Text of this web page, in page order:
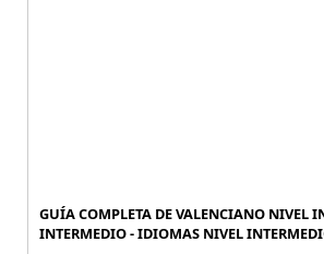
GUÍA COMPLETA DE VALENCIANO NIVEL
INTERMEDIO - IDIOMAS NIVEL